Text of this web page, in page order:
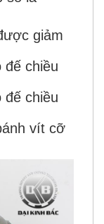
giảm
đế chiều
đế chiều
vít cỡ